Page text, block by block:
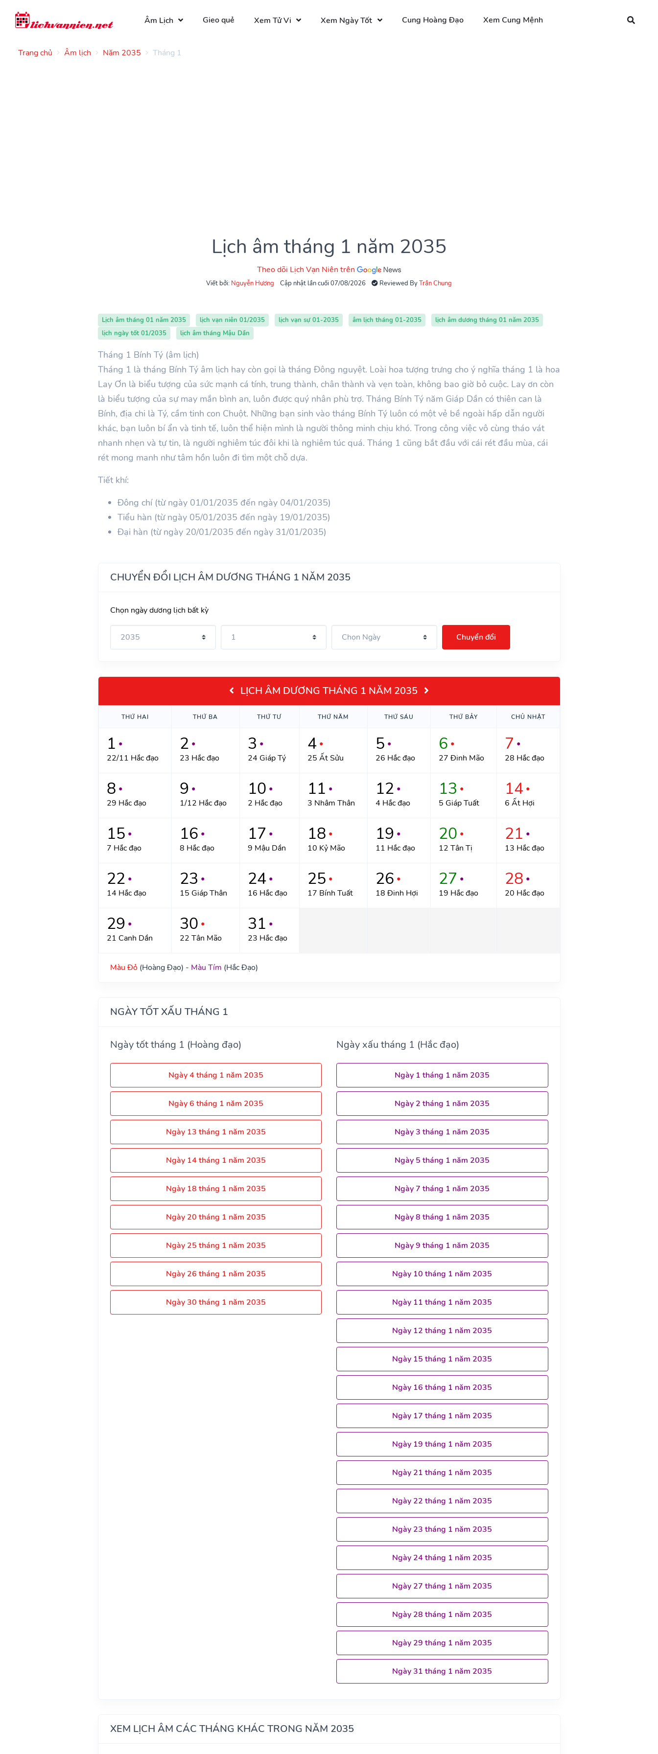
Âm Lịch Gieo quẻ Xem Tử Vi Xem Ngày Tốt Cung Hoàng Đạo Xem Cung Mệnh
Trang chủ Âm lịch Năm 2035 Tháng 1
Lịch âm tháng 1 năm 2035
Theo dõi Lịch Vạn Niên trên
Viết bởi: Nguyễn Hương Cập nhật lần cuối 07/08/2026 Reviewed ByTrần Chung
Lịch âm tháng 01 năm 2035 lịch vạn niên 01/2035 lịch vạn sự 01-2035 âm lịch tháng 01-2035
lịch âm dương tháng 01 năm 2035
lịch ngày tốt 01/2035
lịch âm tháng Mậu Dần
Tháng 1 Bính Tý (âm lịch)
Tháng 1 là tháng Bính Tý âm lịch hay còn gọi là tháng Đông nguyệt. Loài hoa tượng trưng cho ý nghĩa tháng 1 là hoa
Lay Ơn là biểu tượng của sức mạnh cá tính, trung thành, chân thành và vẹn toàn, không bao giờ bỏ cuộc. Lay ơn còn
là biểu tượng của sự may mắn bình an, luôn được quý nhân phù trợ. Tháng Bính Tý năm Giáp Dần có thiên can là
Bính, địa chi là Tý, cầm tinh con Chuột. Những bạn sinh vào tháng Bính Tý luôn có một vẻ bề ngoài hấp dẫn người
khác, bạn luôn bí ẩn và tinh tế, luôn thể hiện mình là người thông minh chịu khó. Trong công việc vô cùng tháo vát
nhanh nhẹn và tự tin, là người nghiêm túc đôi khi là nghiêm túc quá. Tháng 1 cũng bắt đầu với cái rét đầu mùa, cái
rét mong manh như tâm hồn luôn đi tìm một chỗ dựa.
Tiết khí:
Đông chí (từ ngày 01/01/2035 đến ngày 04/01/2035)
Tiểu hàn (từ ngày 05/01/2035 đến ngày 19/01/2035)
Đại hàn (từ ngày 20/01/2035 đến ngày 31/01/2035)
CHUYỂN ĐỔI LỊCH ÂM DƯƠNG THÁNG 1 NĂM 2035
Chọn ngày dương lịch bất kỳ
Chuyển đổi
LỊCH ÂM DƯƠNG THÁNG 1 NĂM 2035
THỨ HAI THỨ BA THỨ TƯ THỨ NĂM THỨ SÁU THỨ BẢY CHỦ NHẬT
1 ●
22/11 Hắc đạo
2 ●
23 Hắc đạo
3 ●
24 Giáp Tý
4 ●
25 Ất Sửu
5 ●
26 Hắc đạo
6 ●
27 Đinh Mão
7 ●
28 Hắc đạo
8 ●
29 Hắc đạo
9 ●
1/12 Hắc đạo
10 ●
2 Hắc đạo
11 ●
3 Nhâm Thân
12 ●
4 Hắc đạo
13 ●
5 Giáp Tuất
14 ●
6 Ất Hợi
15 ●
7 Hắc đạo
16 ●
8 Hắc đạo
17 ●
9 Mậu Dần
18 ●
10 Kỷ Mão
19 ●
11 Hắc đạo
20 ●
12 Tân Tị
21 ●
13 Hắc đạo
22 ●
14 Hắc đạo
23 ●
15 Giáp Thân
24 ●
16 Hắc đạo
25 ●
17 Bính Tuất
26 ●
18 Đinh Hợi
27 ●
19 Hắc đạo
28 ●
20 Hắc đạo
29 ●
21 Canh Dần
30 ●
22 Tân Mão
31 ●
23 Hắc đạo
Màu Đỏ(Hoàng Đạo) - Màu Tím (Hắc Đạo)
NGÀY TỐT XẤU THÁNG 1
Ngày tốt tháng 1 (Hoàng đạo)
Ngày 4 tháng 1 năm 2035
Ngày 6 tháng 1 năm 2035
Ngày 13 tháng 1 năm 2035
Ngày 14 tháng 1 năm 2035
Ngày 18 tháng 1 năm 2035
Ngày 20 tháng 1 năm 2035
Ngày 25 tháng 1 năm 2035
Ngày 26 tháng 1 năm 2035
Ngày 30 tháng 1 năm 2035
Ngày xấu tháng 1 (Hắc đạo)
Ngày 1 tháng 1 năm 2035
Ngày 2 tháng 1 năm 2035
Ngày 3 tháng 1 năm 2035
Ngày 5 tháng 1 năm 2035
Ngày 7 tháng 1 năm 2035
Ngày 8 tháng 1 năm 2035
Ngày 9 tháng 1 năm 2035
Ngày 10 tháng 1 năm 2035
Ngày 11 tháng 1 năm 2035
Ngày 12 tháng 1 năm 2035
Ngày 15 tháng 1 năm 2035
Ngày 16 tháng 1 năm 2035
Ngày 17 tháng 1 năm 2035
Ngày 19 tháng 1 năm 2035
Ngày 21 tháng 1 năm 2035
Ngày 22 tháng 1 năm 2035
Ngày 23 tháng 1 năm 2035
Ngày 24 tháng 1 năm 2035
Ngày 27 tháng 1 năm 2035
Ngày 28 tháng 1 năm 2035
Ngày 29 tháng 1 năm 2035
Ngày 31 tháng 1 năm 2035
XEM LỊCH ÂM CÁC THÁNG KHÁC TRONG NĂM 2035